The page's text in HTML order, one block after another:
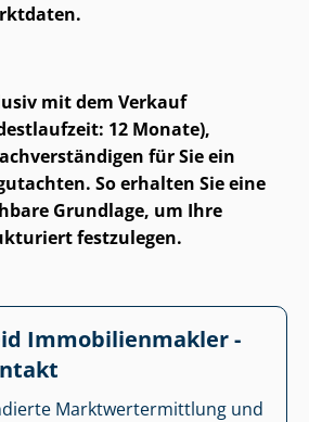
mit dem Verkauf
12 Monate),
für Sie ein
So erhalten Sie eine
Grundlage, um Ihre
festzulegen.
Im­mo­bi­li­en­mak­ler -
Markt­wert­ermitt­lung und